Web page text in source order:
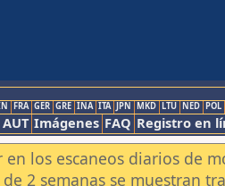
FRA GER GRE INA ITA JPN MKD LTU NED POL
Imágenes FAQ Registro en
los escaneos diarios de
2 semanas se muestran